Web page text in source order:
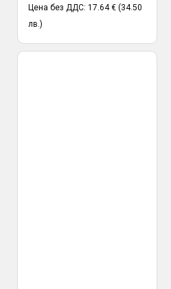
Цена без ДДС: 17.64 € (34.50
лв.)